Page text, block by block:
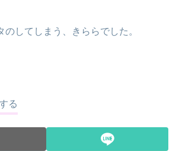
してしまう、きららでした。
る